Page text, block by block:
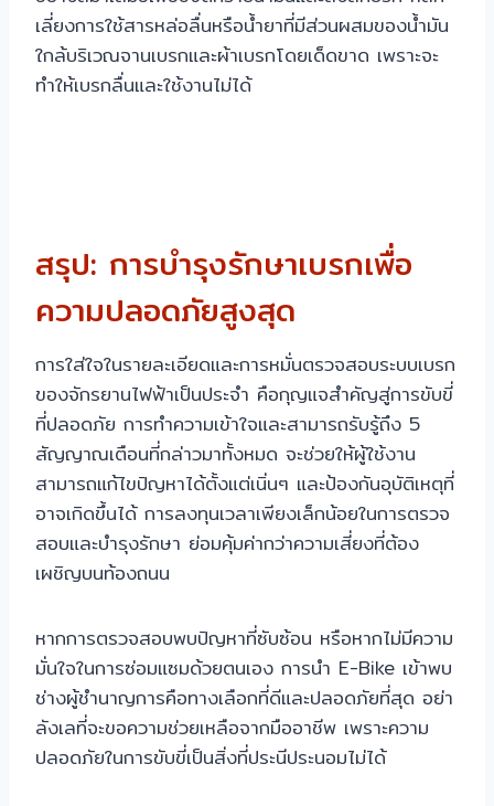
เลี่ยงการใช้สารหล่อลื่นหรือน้ำยาที่มีส่วนผสมของน้ำมัน
ใกล้บริเวณจานเบรกและผ้าเบรกโดยเด็ดขาด เพราะจะ
ทำให้เบรกลื่นและใช้งานไม่ได้
สรุป: การบำรุงรักษาเบรกเพื่อ
ความปลอดภัยสูงสุด
การใส่ใจในรายละเอียดและการหมั่นตรวจสอบระบบเบรก
ของจักรยานไฟฟ้าเป็นประจำ คือกุญแจสำคัญสู่การขับขี่
ที่ปลอดภัย การทำความเข้าใจและสามารถรับรู้ถึง 5
สัญญาณเตือนที่กล่าวมาทั้งหมด จะช่วยให้ผู้ใช้งาน
สามารถแก้ไขปัญหาได้ตั้งแต่เนิ่นๆ และป้องกันอุบัติเหตุที่
อาจเกิดขึ้นได้ การลงทุนเวลาเพียงเล็กน้อยในการตรวจ
สอบและบำรุงรักษา ย่อมคุ้มค่ากว่าความเสี่ยงที่ต้อง
เผชิญบนท้องถนน
หากการตรวจสอบพบปัญหาที่ซับซ้อน หรือหากไม่มีความ
มั่นใจในการซ่อมแซมด้วยตนเอง การนำ E-Bike เข้าพบ
ช่างผู้ชำนาญการคือทางเลือกที่ดีและปลอดภัยที่สุด อย่า
ลังเลที่จะขอความช่วยเหลือจากมืออาชีพ เพราะความ
ปลอดภัยในการขับขี่เป็นสิ่งที่ประนีประนอมไม่ได้